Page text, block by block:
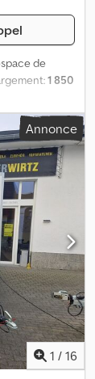
de
1 850
en
à toute
votre
pour l’achat
qualité !
remorques
:
–
Ventes et
via notre
de la
Annonce
1 / 16